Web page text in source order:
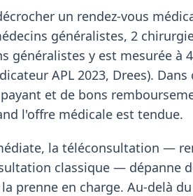
un rendez-vous
généralistes, 2
généralistes y est mesurée à
APL 2023, Drees). Dans
et de bons
l'offre médicale est tendue.
la téléconsultation —
classique — dépanne
prenne en charge. Au-delà